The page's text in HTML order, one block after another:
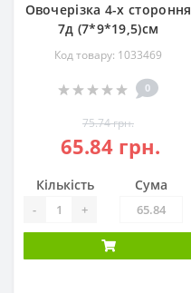
Овочерізка 4-х стороння
7д (7*9*19,5)см
Код товару: 1033469
0
75.74 грн.
65.84 грн.
Кількість
- +
Сума